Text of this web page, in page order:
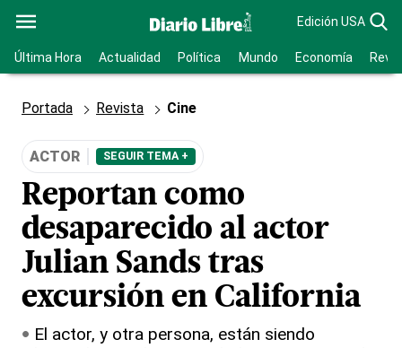
Edición USA
Última Hora Actualidad Política Mundo Economía
Portada Revista Cine
ACTOR SEGUIR TEMA +
Reportan como
desaparecido al actor
Julian Sands tras
excursión en California
El actor, y otra persona, están siendo